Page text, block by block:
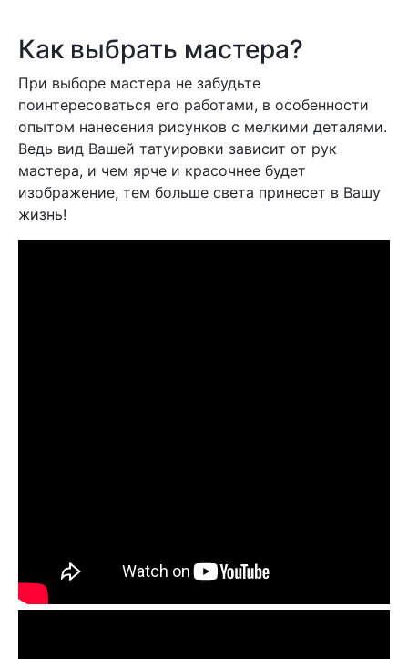
Как выбрать мастера?
При выборе мастера не забудьте
поинтересоваться его работами, в особенности
опытом нанесения рисунков с мелкими деталями.
Ведь вид Вашей татуировки зависит от рук
мастера, и чем ярче и красочнее будет
изображение, тем больше света принесет в Вашу
жизнь!